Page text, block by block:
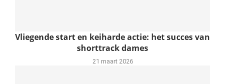
Vliegende start en keiharde actie: het succes van
shorttrack dames
21 maart 2026